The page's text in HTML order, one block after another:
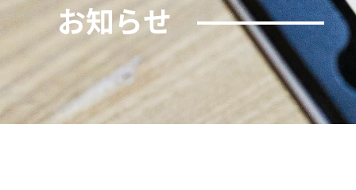
お知らせ